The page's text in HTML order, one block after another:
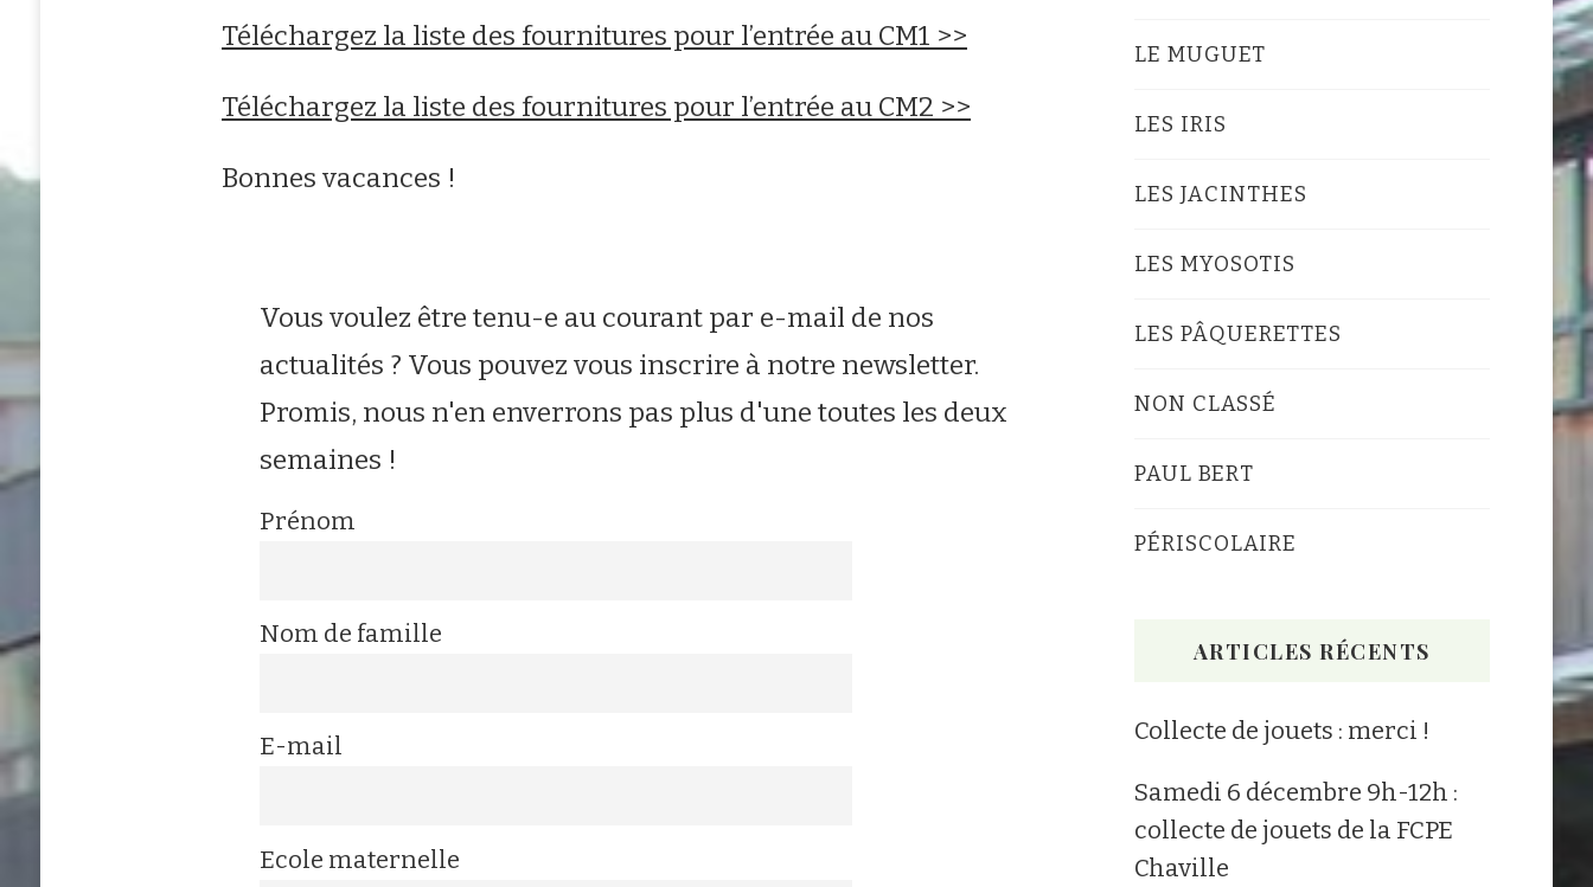
Téléchargez la liste des fournitures pour l’entrée au CM1 >>
Téléchargez la liste des fournitures pour l’entrée au CM2 >>
Bonnes vacances !
Vous voulez être tenu-e au courant par e-mail de nos
actualités ? Vous pouvez vous inscrire à notre newsletter.
Promis, nous n'en enverrons pas plus d'une toutes les deux
semaines !
Prénom
Nom de famille
E-mail
Ecole maternelle
LE MUGUET
LES IRIS
LES JACINTHES
LES MYOSOTIS
LES PÂQUERETTES
NON CLASSÉ
PAUL BERT
PÉRISCOLAIRE
ARTICLES RÉCENTS
Collecte de jouets : merci !
Samedi 6 décembre 9h-12h :
collecte de jouets de la FCPE
Chaville